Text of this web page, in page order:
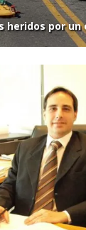
heridos por un